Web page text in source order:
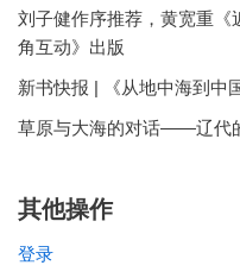
刘子健作序推荐，黄宽重
角互动》出版
新书快报 | 《从地中海到中
草原与大海的对话——辽代
其他操作
登录